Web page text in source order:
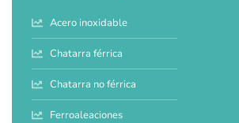
Acero inoxidable
Chatarra férrica
Chatarra no férrica
Ferroaleaciones